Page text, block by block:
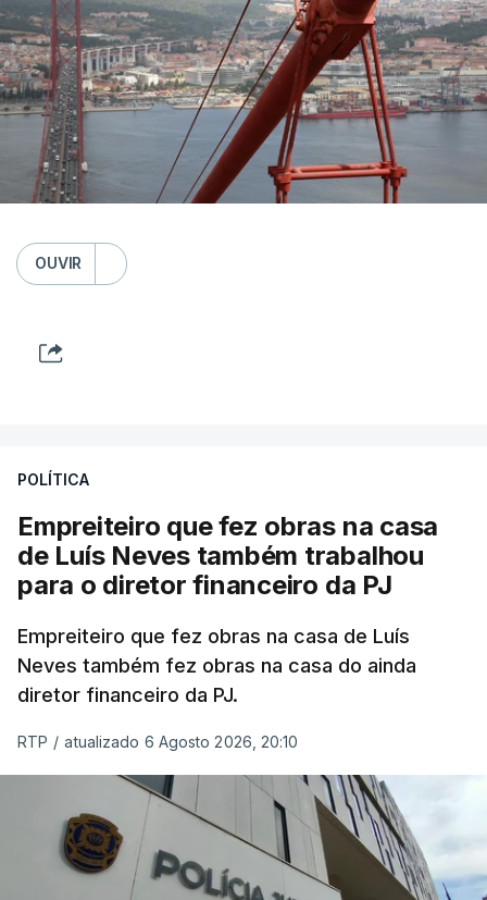
OUVIR
POLÍTICA
Empreiteiro que fez obras na casa
de Luís Neves também trabalhou
para o diretor financeiro da PJ
Empreiteiro que fez obras na casa de Luís
Neves também fez obras na casa do ainda
diretor financeiro da PJ.
RTP / atualizado 6 Agosto 2026, 20:10